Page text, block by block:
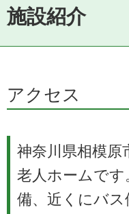
施設紹介
アクセス
神奈川県相模原
老人ホームです
備、近くにバ